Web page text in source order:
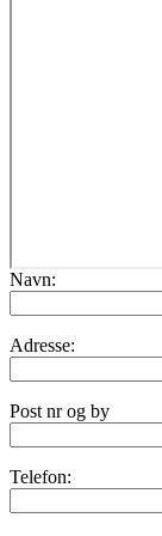
Navn:
Adresse:
Post nr og by
Telefon: